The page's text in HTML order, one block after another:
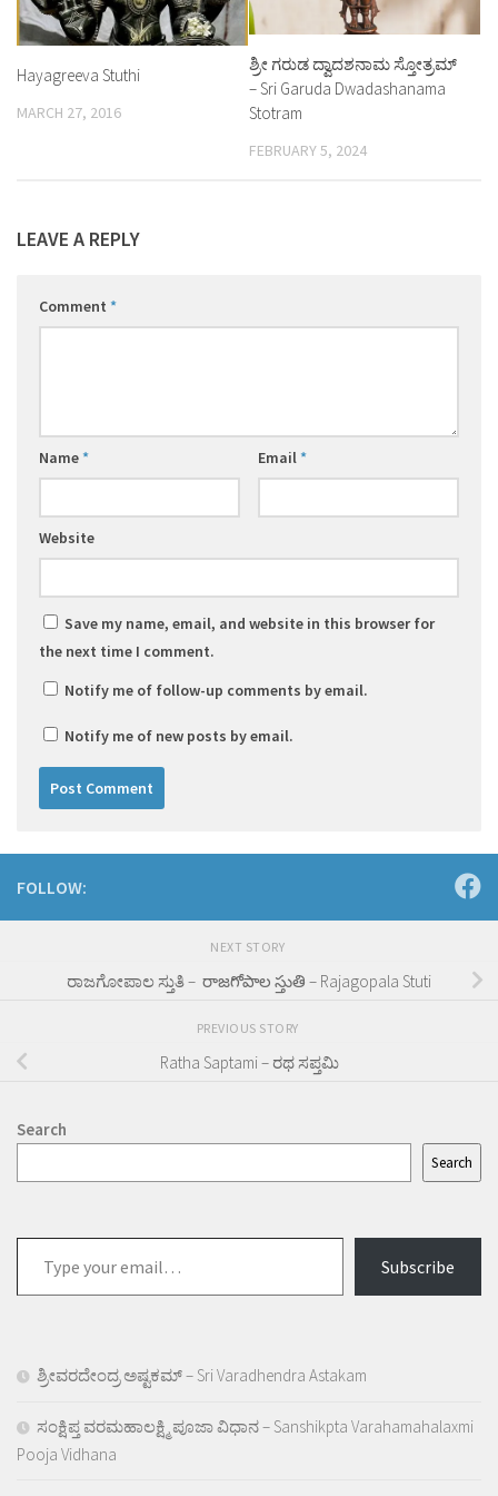
Hayagreeva Stuthi
MARCH 27, 2016
ಶ್ರೀ ಗರುಡ ದ್ವಾದಶನಾಮ ಸ್ತೋತ್ರಮ್
– Sri Garuda Dwadashanama
Stotram
FEBRUARY 5, 2024
LEAVE A REPLY
Comment *
Name* Email*
Website
Save my name, email, and website in this browser for
the next time I comment.
Notify me of follow-up comments by email.
Notify me of new posts by email.
FOLLOW:
NEXT STORY
ರಾಜಗೋಪಾಲ ಸ್ತುತಿ – రాజగోపాల స్తుతి – Rajagopala Stuti
PREVIOUS STORY
Ratha Saptami – ರಥ ಸಪ್ತಮಿ
Search
Search
your
email…
Subscribe
ಶ್ರೀವರದೇಂದ್ರ ಅಷ್ಟಕಮ್ – Sri Varadhendra Astakam
ಸಂಕ್ಷಿಪ್ತ ವರಮಹಾಲಕ್ಷ್ಮಿ ಪೂಜಾ ವಿಧಾನ – Sanshikpta Varahamahalaxmi
Pooja Vidhana